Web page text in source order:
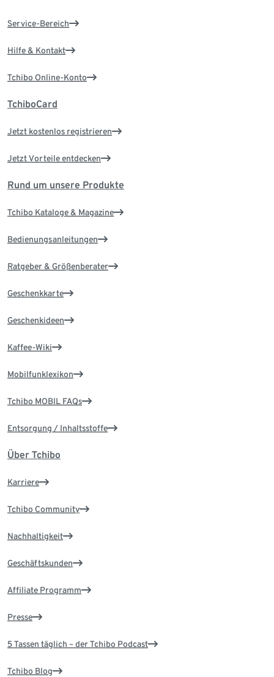
Service-Bereich
Hilfe & Kontakt
Tchibo Online-Konto
TchiboCard
Jetzt kostenlos registrieren
Jetzt Vorteile entdecken
Rund um unsere Produkte
Tchibo Kataloge & Magazine
Bedienungsanleitungen
Ratgeber & Größenberater
Geschenkkarte
Geschenkideen
Kaffee-Wiki
Mobilfunklexikon
Tchibo MOBIL FAQs
Entsorgung / Inhaltsstoffe
Über Tchibo
Karriere
Tchibo Community
Nachhaltigkeit
Geschäftskunden
Affiliate Programm
Presse
5 Tassen täglich – der Tchibo Podcast
Tchibo Blog